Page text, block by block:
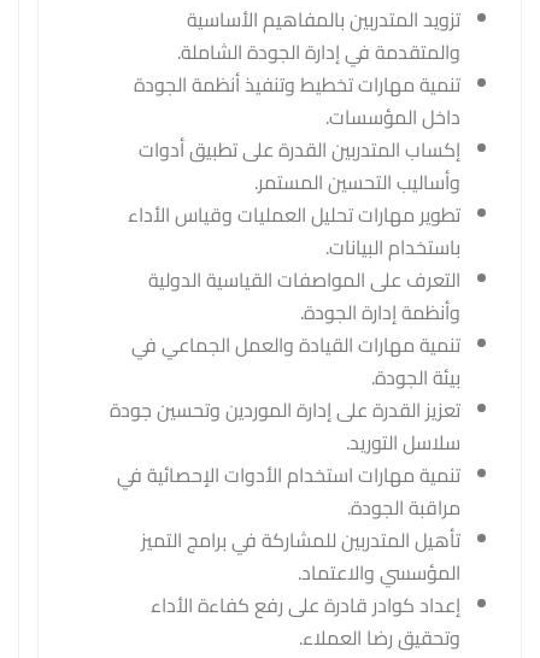
تزويد المتدربين بالمفاهيم الأساسية
والمتقدمة في إدارة الجودة الشاملة.
تنمية مهارات تخطيط وتنفيذ أنظمة الجودة
داخل المؤسسات.
إكساب المتدربين القدرة على تطبيق أدوات
وأساليب التحسين المستمر.
تطوير مهارات تحليل العمليات وقياس الأداء
باستخدام البيانات.
التعرف على المواصفات القياسية الدولية
وأنظمة إدارة الجودة.
تنمية مهارات القيادة والعمل الجماعي في
بيئة الجودة.
تعزيز القدرة على إدارة الموردين وتحسين جودة
سلاسل التوريد.
تنمية مهارات استخدام الأدوات الإحصائية في
مراقبة الجودة.
تأهيل المتدربين للمشاركة في برامج التميز
المؤسسي والاعتماد.
إعداد كوادر قادرة على رفع كفاءة الأداء
وتحقيق رضا العملاء.